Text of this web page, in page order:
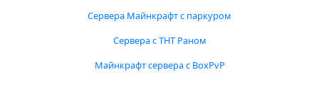
Сервера Майнкрафт с паркуром
Сервера с ТНТ Раном
Майнкрафт сервера с BoxPvP